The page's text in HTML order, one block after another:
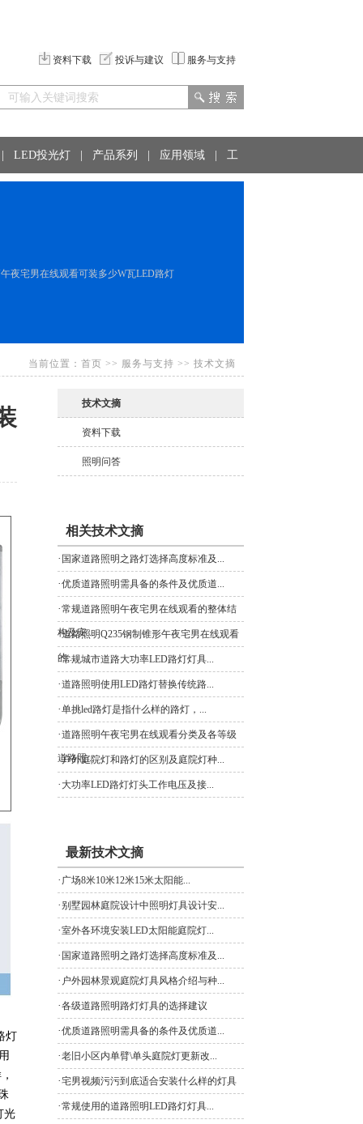
资料下载 投诉与建议 服务与支持
LED投光灯 产品系列 应用领域 工
夜宅男在线观看可装多少W瓦LED路灯
当前位置： 首页 >> 服务与支持 >> 技术文摘
灯
光
技术文摘
资料下载
照明问答
相关技术文摘
· 国家道路照明之路灯选择高度标准及...
·优质道路照明需具备的条件及优质道...
·常规道路照明午夜宅男在线观看的整体结
构及安...
·道路照明Q235钢制锥形午夜宅男在线观看
的...
·常规城市道路大功率LED路灯灯具...
·道路照明使用LED路灯替换传统路...
·单挑led路灯是指什么样的路灯，...
·道路照明午夜宅男在线观看分类及各等级
道路照...
·户外庭院灯和路灯的区别及庭院灯种...
· 大功率LED路灯灯头工作电压及接...
最新技术文摘
· 广场8米10米12米15米太阳能...
·别墅园林庭院设计中照明灯具设计安...
·室外各环境安装LED太阳能庭院灯...
· 国家道路照明之路灯选择高度标准及...
· 户外园林景观庭院灯具风格介绍与种...
·各级道路照明路灯灯具的选择建议
·优质道路照明需具备的条件及优质道...
·老旧小区内单臂\单头庭院灯更新改...
·宅男视频污污到底适合安装什么样的灯具
·常规使用的道路照明LED路灯灯具...